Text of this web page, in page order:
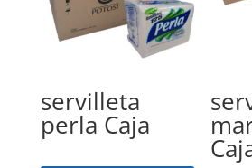
servilleta
perla Caja